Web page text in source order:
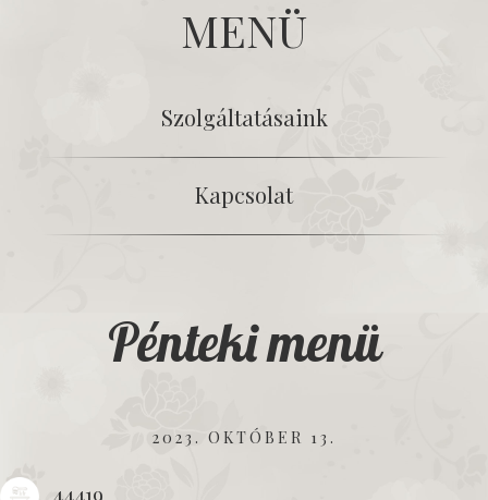
MENÜ
Szolgáltatásaink
Kapcsolat
Pénteki menü
2023. OKTÓBER 13.
44419